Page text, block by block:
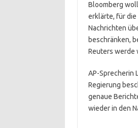
Bloomberg
erklärte, für
Nachrichten
beschränken,
Reuters werde
AP-Sprecherin
Regierung
genaue
wieder in den